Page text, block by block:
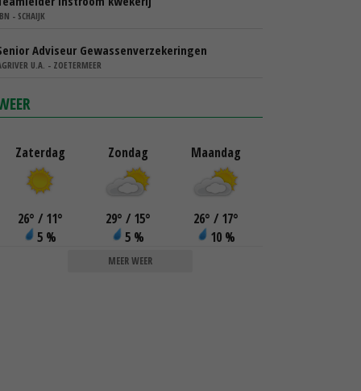
- SCHAIJK
Adviseur Gewassenverzekeringen
U.A. - ZOETERMEER
Zaterdag
26° / 11°
5 %
Zondag
29° / 15°
5 %
Maandag
26° / 17°
10 %
MEER WEER